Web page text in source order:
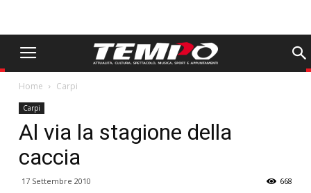
Home Carpi
Carpi
Al via la stagione della
caccia
17 Settembre 2010 668